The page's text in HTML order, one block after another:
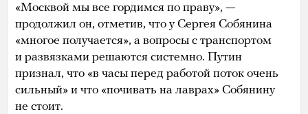
«Москвой мы все гордимся по праву», —
продолжил он, отметив, что у Сергея Собянина
«многое получается», а вопросы с транспортом
и развязками решаются системно. Путин
признал, что «в часы перед работой поток очень
сильный» и что «почивать на лаврах» Собянину
не стоит.